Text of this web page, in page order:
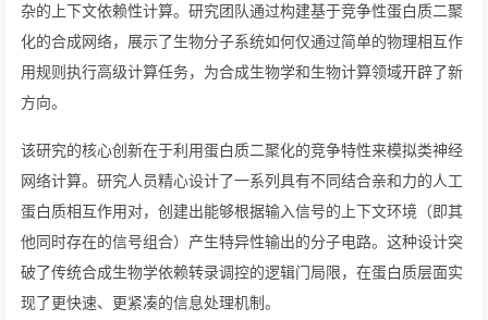
杂的上下文依赖性计算。研究团队通过构建基于竞争性蛋白质二聚
化的合成网络，展示了生物分子系统如何仅通过简单的物理相互作
用规则执行高级计算任务，为合成生物学和生物计算领域开辟了新
方向。
该研究的核心创新在于利用蛋白质二聚化的竞争特性来模拟类神经
网络计算。研究人员精心设计了一系列具有不同结合亲和力的人工
蛋白质相互作用对，创建出能够根据输入信号的上下文环境（即其
他同时存在的信号组合）产生特异性输出的分子电路。这种设计突
破了传统合成生物学依赖转录调控的逻辑门局限，在蛋白质层面实
现了更快速、更紧凑的信息处理机制。